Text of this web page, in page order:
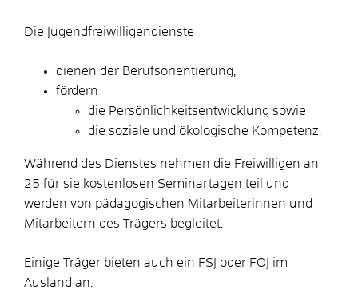
Die Jugendfreiwilligendienste
dienen der Berufsorientierung,
fördern
die Persönlichkeitsentwicklung sowie
die soziale und ökologische Kompetenz.
Während des Dienstes nehmen die Freiwilligen an
25 für sie kostenlosen Seminartagen teil und
werden von pädagogischen Mitarbeiterinnen und
Mitarbeitern des Trägers begleitet.
Einige Träger bieten auch ein FSJ oder FÖJ im
Ausland an.